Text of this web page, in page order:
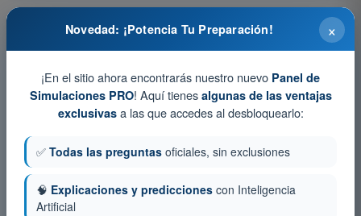
×
Novedad: ¡Potencia Tu Preparación!
¡En el sitio ahora encontrarás nuestro nuevo Panel de
Simulaciones PRO! Aquí tienes algunas de las ventajas
exclusivasa las que accedes al desbloquearlo:
✅ Todas las preguntas oficiales, sin exclusiones
🧠 Explicaciones y predicciones con Inteligencia
Artificial